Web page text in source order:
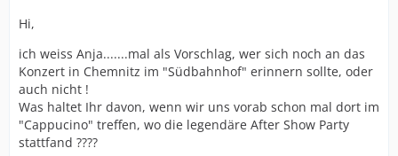
Hi,
ich weiss Anja.......mal als Vorschlag, wer sich noch an das
Konzert in Chemnitz im "Südbahnhof" erinnern sollte, oder
auch nicht !
Was haltet Ihr davon, wenn wir uns vorab schon mal dort im
"Cappucino" treffen, wo die legendäre After Show Party
stattfand ????